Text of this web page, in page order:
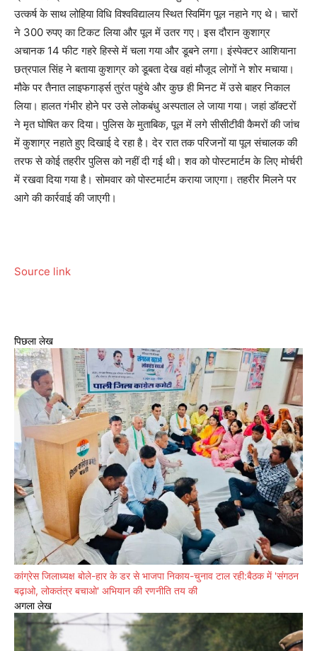
उत्कर्ष के साथ लोहिया विधि विश्वविद्यालय स्थित स्विमिंग पूल नहाने गए थे। चारों
ने 300 रुपए का टिकट लिया और पूल में उतर गए। इस दौरान कुशाग्र
अचानक 14 फीट गहरे हिस्से में चला गया और डूबने लगा। इंस्पेक्टर आशियाना
छत्रपाल सिंह ने बताया कुशाग्र को डूबता देख वहां मौजूद लोगों ने शोर मचाया।
मौके पर तैनात लाइफगार्ड्स तुरंत पहुंचे और कुछ ही मिनट में उसे बाहर निकाल
लिया। हालत गंभीर होने पर उसे लोकबंधु अस्पताल ले जाया गया। जहां डॉक्टरों
ने मृत घोषित कर दिया। पुलिस के मुताबिक, पूल में लगे सीसीटीवी कैमरों की जांच
में कुशाग्र नहाते हुए दिखाई दे रहा है। देर रात तक परिजनों या पूल संचालक की
तरफ से कोई तहरीर पुलिस को नहीं दी गई थी। शव को पोस्टमार्टम के लिए मोर्चरी
में रखवा दिया गया है। सोमवार को पोस्टमार्टम कराया जाएगा। तहरीर मिलने पर
आगे की कार्रवाई की जाएगी।
Source link
पिछला लेख
कांग्रेस जिलाध्यक्ष बोले-हार के डर से भाजपा निकाय-चुनाव टाल रही:बैठक में 'संगठन
बढ़ाओ, लोकतंत्र बचाओ' अभियान की रणनीति तय की
अगला लेख